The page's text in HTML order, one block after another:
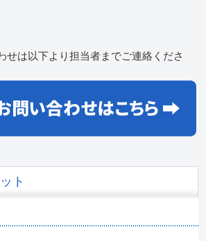
せは以下より担当者までご連絡くださ
ト